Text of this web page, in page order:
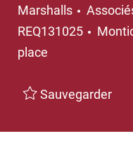
Marshalls
REQ131025
place
Sauvegarder